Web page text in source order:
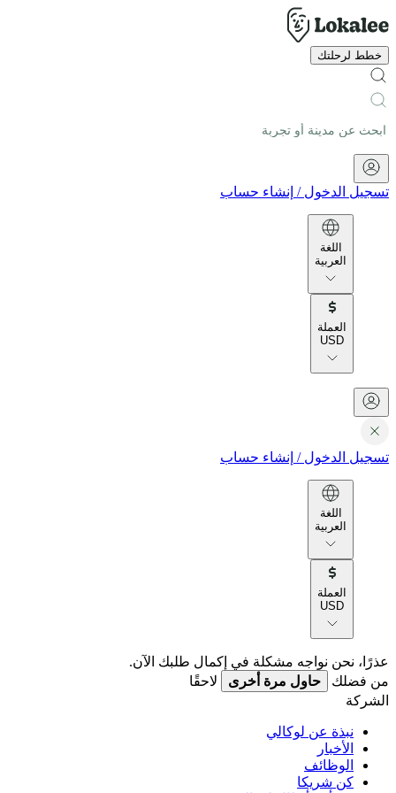
خطط لرحلتك
تسجيل الدخول / إنشاء حساب
اللغة
العربية
العملة
USD
تسجيل الدخول / إنشاء حساب
اللغة
العربية
العملة
USD
عذرًا، نحن نواجه مشكلة في إكمال طلبك الآن.
من فضلك
حاول مرة أخرى
لاحقًا
الشركة
نبذة عن لوكالي
الأخبار
الوظائف
كن شريكا